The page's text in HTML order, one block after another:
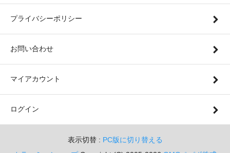
プライバシーポリシー
お問い合わせ
マイアカウント
ログイン
表示切替 : PC版に切り替える